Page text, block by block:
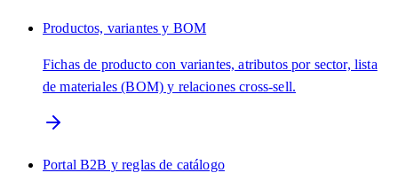
Productos, variantes y BOM
Fichas de producto con variantes, atributos por sector, lista
de materiales (BOM) y relaciones cross-sell.
Portal B2B y reglas de catálogo